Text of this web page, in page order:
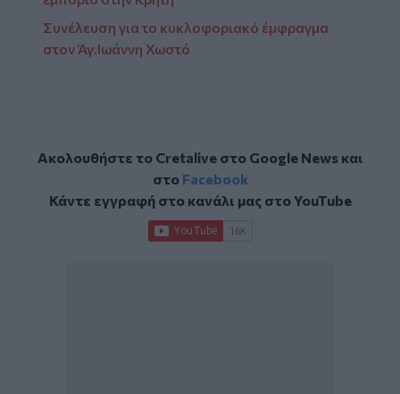
Συνέλευση για το κυκλοφοριακό έμφραγμα
στον Άγ.Ιωάννη Χωστό
Ακολουθήστε το Cretalive στο Google Newsκαι
στο Facebook
Κάντε εγγραφή στο κανάλι μας στοYouTube